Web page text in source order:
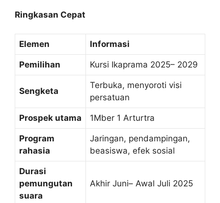
Ringkasan Cepat
Elemen Informasi
Pemilihan Kursi Ikaprama 2025– 2029
Sengketa
Terbuka, menyoroti visi
persatuan
Prospek utama 1Mber 1 Arturtra
Program
rahasia
Jaringan, pendampingan,
beasiswa, efek sosial
Durasi
pemungutan
suara
Akhir Juni– Awal Juli 2025